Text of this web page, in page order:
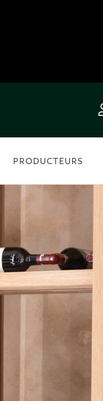
PRODUCTEURS